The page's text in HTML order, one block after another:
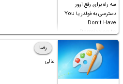
سه راه برای رفع ارور
دسترسی به فولدر یا You
Don’t Have
Permission to
Access this folder
رضا
عالی